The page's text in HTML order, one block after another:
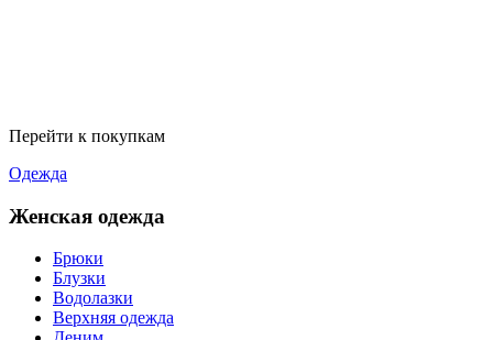
Перейти к покупкам
Одежда
Женская одежда
Брюки
Блузки
Водолазки
Верхняя одежда